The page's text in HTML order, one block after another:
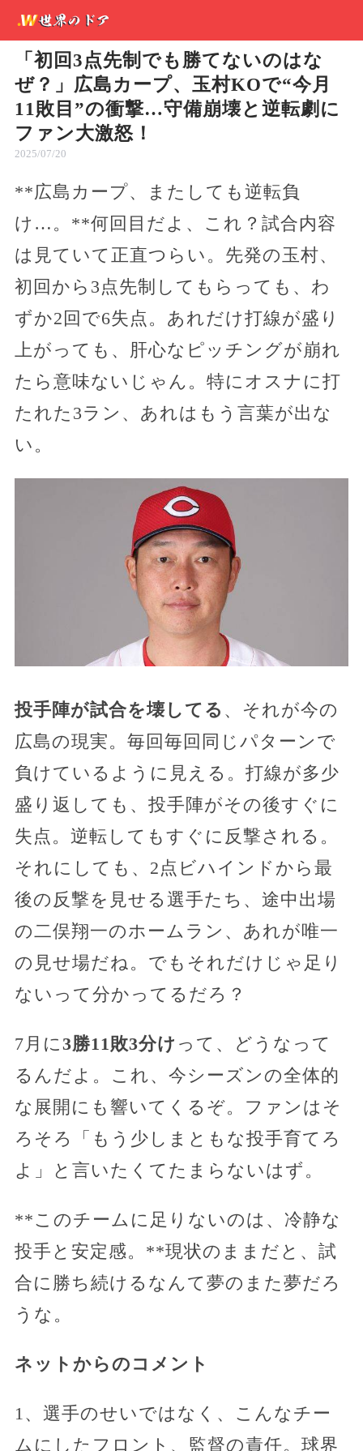
「初回3点先制でも勝てないのはな
ぜ？」広島カープ、玉村KOで“今月
11敗目”の衝撃…守備崩壊と逆転劇に
ファン大激怒！
2025/07/20
**広島カープ、またしても逆転負
け…。**何回目だよ、これ？試合内容
は見ていて正直つらい。先発の玉村、
初回から3点先制してもらっても、わ
ずか2回で6失点。あれだけ打線が盛り
上がっても、肝心なピッチングが崩れ
たら意味ないじゃん。特にオスナに打
たれた3ラン、あれはもう言葉が出な
い。
投手陣が試合を壊してる 、それが今の
広島の現実。毎回毎回同じパターンで
負けているように見える。打線が多少
盛り返しても、投手陣がその後すぐに
失点。逆転してもすぐに反撃される。
それにしても、2点ビハインドから最
後の反撃を見せる選手たち、途中出場
の二俣翔一のホームラン、あれが唯一
の見せ場だね。でもそれだけじゃ足り
ないって分かってるだろ？
7月に 3勝11敗3分け って、どうなって
るんだよ。これ、今シーズンの全体的
な展開にも響いてくるぞ。ファンはそ
ろそろ「もう少しまともな投手育てろ
よ」と言いたくてたまらないはず。
**このチームに足りないのは、冷静な
投手と安定感。**現状のままだと、試
合に勝ち続けるなんて夢のまた夢だろ
うな。
ネットからのコメント
1、選手のせいではなく、こんなチー
ムにしたフロント、監督の責任。球界